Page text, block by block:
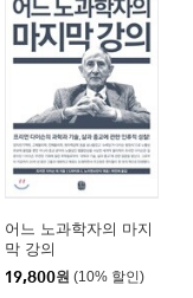
삶
양자역학
길
과 비극
, 리처드 파인만
회
어느 노과학자의 마지
막 강의
19,800원 (10% 할인)